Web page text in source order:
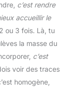
c’est rendre
accueillir le
ou 3 fois. Là, tu
la masse du
c’est
voir des traces
homogène,